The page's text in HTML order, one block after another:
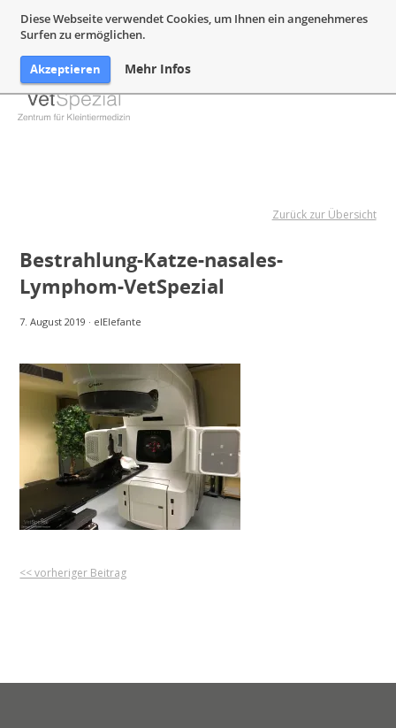
Diese Webseite verwendet Cookies, um Ihnen ein angenehmeres
Surfen zu ermöglichen.
Akzeptieren Mehr Infos
Zurück zur Übersicht
Bestrahlung-Katze-nasales-
Lymphom-VetSpezial
7. August 2019 · elElefante
<< vorheriger Beitrag